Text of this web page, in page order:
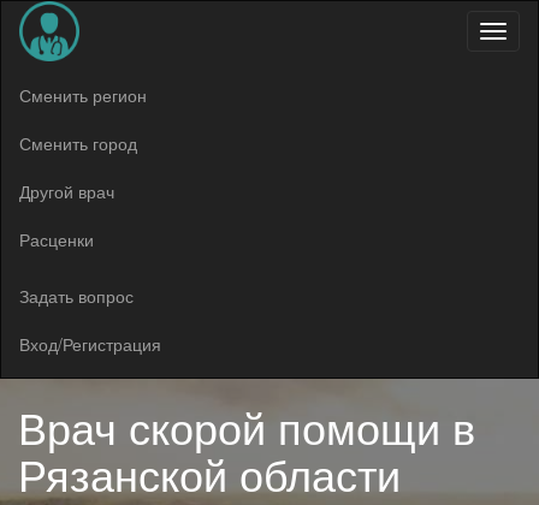
Меню
Сменить регион
Сменить город
Другой врач
Расценки
Задать вопрос
Вход/Регистрация
Врач скорой помощи в
Рязанской области